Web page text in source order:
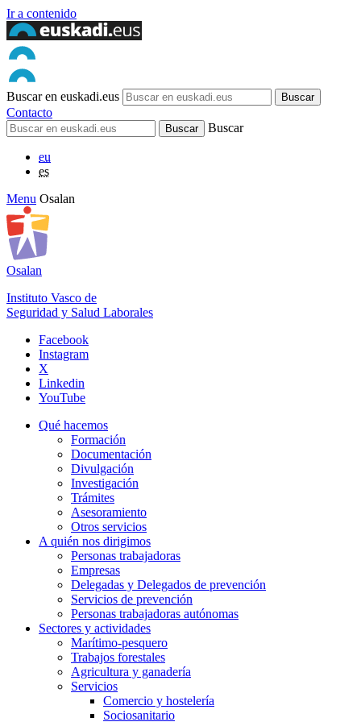
Ir a contenido
Buscar en euskadi.eus
Contacto
Buscar
eu
es
Menu Osalan
Osalan
Instituto Vasco de
Seguridad y Salud Laborales
Facebook
Instagram
X
Linkedin
YouTube
Qué hacemos
Formación
Documentación
Divulgación
Investigación
Trámites
Asesoramiento
Otros servicios
A quién nos dirigimos
Personas trabajadoras
Empresas
Delegadas y Delegados de prevención
Servicios de prevención
Personas trabajadoras autónomas
Sectores y actividades
Marítimo-pesquero
Trabajos forestales
Agricultura y ganadería
Servicios
Comercio y hostelería
Sociosanitario